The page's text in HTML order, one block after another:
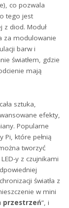
co pozwala
tego jest
‌z diod. Moduł
za modulowanie
barw i
światłem, gdzie‍
mają
sztuka,
efekty,
Popularne
Pi, które pełnią
tworzyć
y z czujnikami
światła z
w mini
przestrzeń”, i